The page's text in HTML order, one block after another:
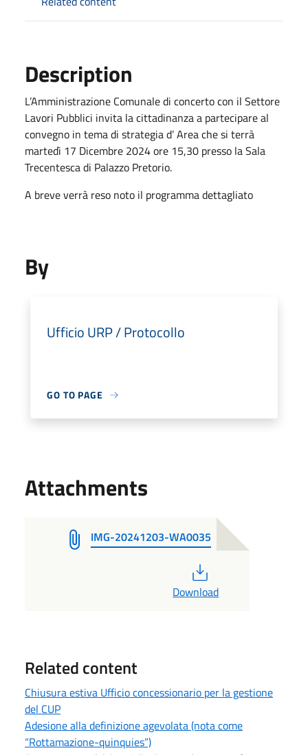
Description
L’Amministrazione Comunale di concerto con il Settore
Lavori Pubblici invita la cittadinanza a partecipare al
convegno in tema di strategia d’ Area che si terrà
martedì 17 Dicembre 2024 ore 15,30 presso la Sala
Trecentesca di Palazzo Pretorio.
A breve verrà reso noto il programma dettagliato
By
Ufficio URP / Protocollo
GO TO PAGE
Attachments
IMG-20241203-WA0035
Download
Related content
Chiusura estiva Ufficio concessionario per la gestione
del CUP
Adesione alla definizione agevolata (nota come
“Rottamazione-quinquies”)